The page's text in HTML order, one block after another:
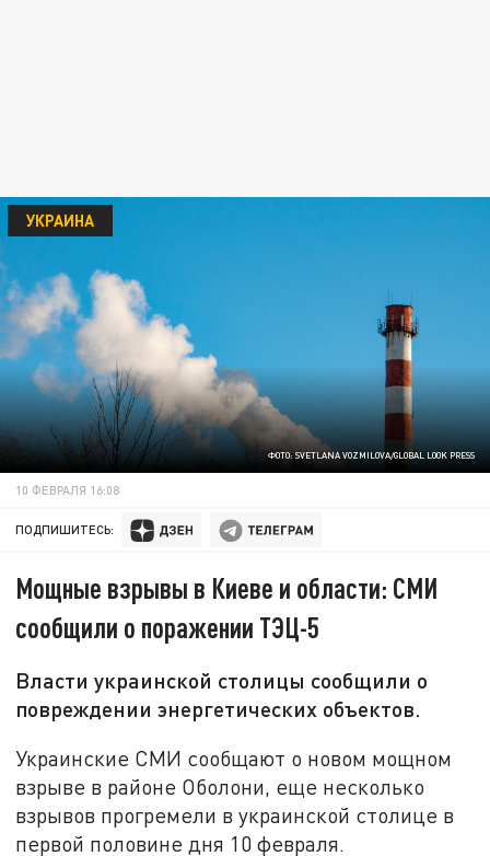
ФОТО: SVETLANA VOZMILOVA/GLOBAL LOOK PRESS
УКРАИНА
10 ФЕВРАЛЯ 16:08
ПОДПИШИТЕСЬ:
Мощные взрывы в Киеве и области: СМИ
сообщили о поражении ТЭЦ-5
Власти украинской столицы сообщили о
повреждении энергетических объектов.
Украинские СМИ сообщают о новом мощном
взрыве в районе Оболони, еще несколько
взрывов прогремели в украинской столице в
первой половине дня 10 февраля.